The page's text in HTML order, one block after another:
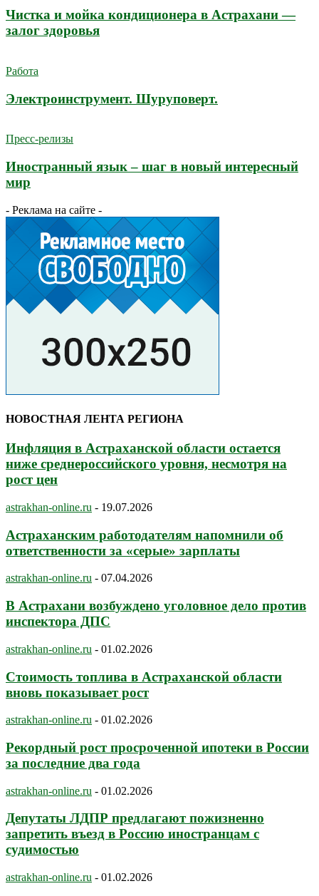
Чистка и мойка кондиционера в Астрахани —
залог здоровья
Работа
Электроинструмент. Шуруповерт.
Пресс-релизы
Иностранный язык – шаг в новый интересный
мир
- Реклама на сайте -
НОВОСТНАЯ ЛЕНТА РЕГИОНА
Инфляция в Астраханской области остается
ниже среднероссийского уровня, несмотря на
рост цен
astrakhan-online.ru - 19.07.2026
Астраханским работодателям напомнили об
ответственности за «серые» зарплаты
astrakhan-online.ru - 07.04.2026
В Астрахани возбуждено уголовное дело против
инспектора ДПС
astrakhan-online.ru - 01.02.2026
Стоимость топлива в Астраханской области
вновь показывает рост
astrakhan-online.ru - 01.02.2026
Рекордный рост просроченной ипотеки в России
за последние два года
astrakhan-online.ru - 01.02.2026
Депутаты ЛДПР предлагают пожизненно
запретить въезд в Россию иностранцам с
судимостью
astrakhan-online.ru - 01.02.2026